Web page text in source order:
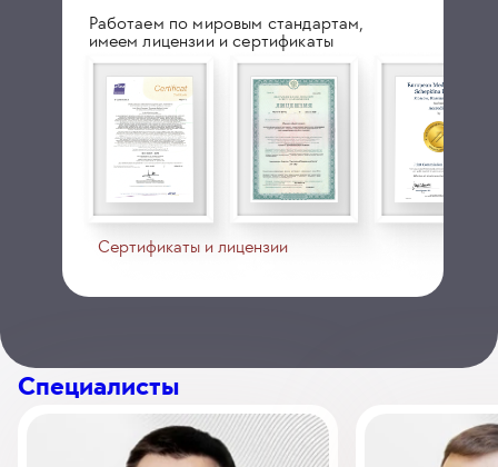
Работаем по мировым стандартам,
имеем лицензии и сертификаты
Сертификаты и лицензии
Специалисты